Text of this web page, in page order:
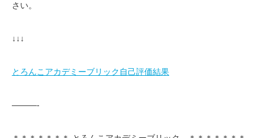
さい。
↓↓↓
とろんこアカデミーブリック自己評価結果
———-